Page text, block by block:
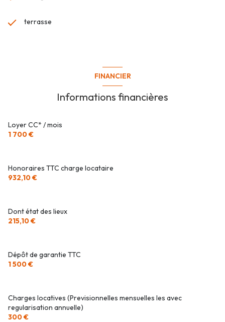
terrasse
FINANCIER
Informations financières
Loyer CC* / mois
1 700 €
Honoraires TTC charge locataire
932,10 €
Dont état des lieux
215,10 €
Dépôt de garantie TTC
1 500 €
Charges locatives (Previsionnelles mensuelles les avec
regularisation annuelle)
300 €